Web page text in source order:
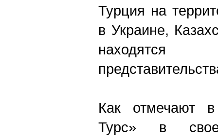
Турция на
в Украине,
Как отмечают
Турс» в